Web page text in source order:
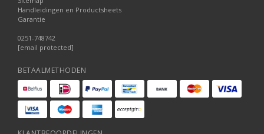
Handleidingen en Productsheets
Garantie
0251-748742
[email protected]
BETAALMETHODEN